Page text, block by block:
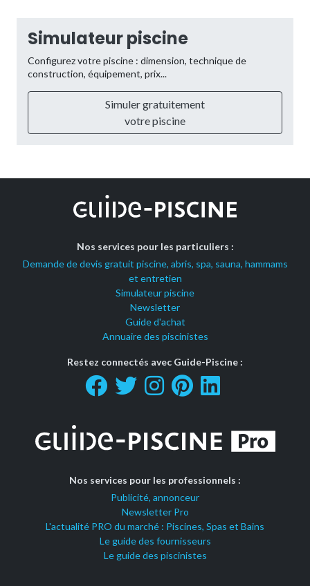
Simulateur piscine
Configurez votre piscine : dimension, technique de
construction, équipement, prix...
Simuler gratuitement
votre piscine
Nos services pour les particuliers :
Demande de devis gratuit piscine, abris, spa, sauna, hammams
et entretien
Simulateur piscine
Newsletter
Guide d'achat
Annuaire des piscinistes
Restez connectés avec Guide-Piscine :
Nos services pour les professionnels :
Publicité, annonceur
Newsletter Pro
L'actualité PRO du marché : Piscines, Spas et Bains
Le guide des fournisseurs
Le guide des piscinistes